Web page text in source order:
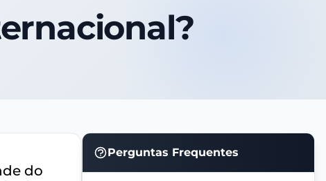
Perguntas Frequentes
do